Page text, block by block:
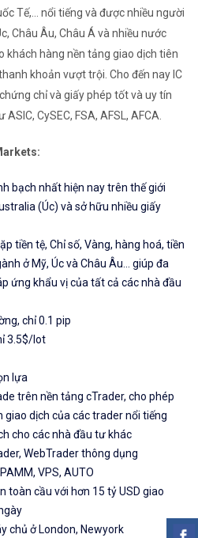
Tế,... nổi tiếng và được nhiều người
Châu Âu, Châu Á và nhiều nước
khách hàng nền tảng giao dịch tiên
khoản vượt trội. Cho đến nay IC
chỉ và giấy phép tốt và uy tín
CySEC, FSA, AFSL, AFCA.
bạch nhất hiện nay trên thế giới
(Úc) và sở hữu nhiều giấy
tiền tệ, Chỉ số, Vàng, hàng hoá, tiền
ở Mỹ, Úc và Châu Âu... giúp đa
ứng khẩu vị của tất cả các nhà đầu
chỉ 0.1 pip
3.5$/lot
lựa
trên nền tảng cTrader, cho phép
giao dịch của các trader nổi tiếng
cho các nhà đầu tư khác
WebTrader thông dụng
VPS, AUTO
toàn cầu với hơn 15 tỷ USD giao
chủ ở London, Newyork